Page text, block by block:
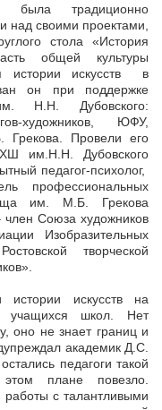
была традиционно
над своими проектами,
стола «История
общей культуры
истории искусств в
он при поддержке
Н.Н. Дубовского:
художников, ЮФУ,
Грекова. Провели его
им.Н.Н. Дубовского
педагог-психолог,
профессиональных
им. М.Б. Грекова
член Союза художников
Изобразительных
творческой
искусств на
учащихся школ. Нет
оно не знает границ и
академик Д.С.
педагоги такой
этом плане повезло.
с талантливыми